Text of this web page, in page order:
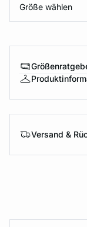
Größe wählen
Versand &